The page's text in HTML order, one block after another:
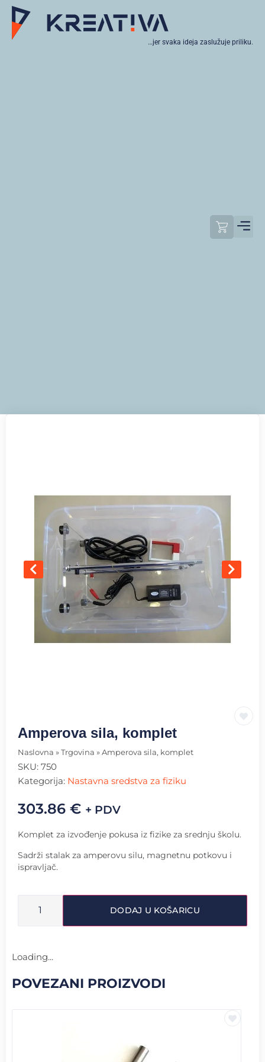
…jer svaka ideja zaslužuje priliku.
Amperova sila, komplet
Naslovna » Trgovina » Amperova sila, komplet
SKU: 750
Kategorija: Nastavna sredstva za fiziku
303.86 € + PDV
Komplet za izvođenje pokusa iz fizike za srednju školu.
Sadrži stalak za amperovu silu, magnetnu potkovu i
ispravljač.
DODAJ U KOŠARICU
Loading...
POVEZANI PROIZVODI